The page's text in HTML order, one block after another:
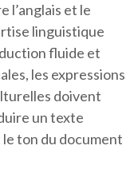
l’anglais et le
linguistique
fluide et
les expressions
doivent
un texte
ton du document